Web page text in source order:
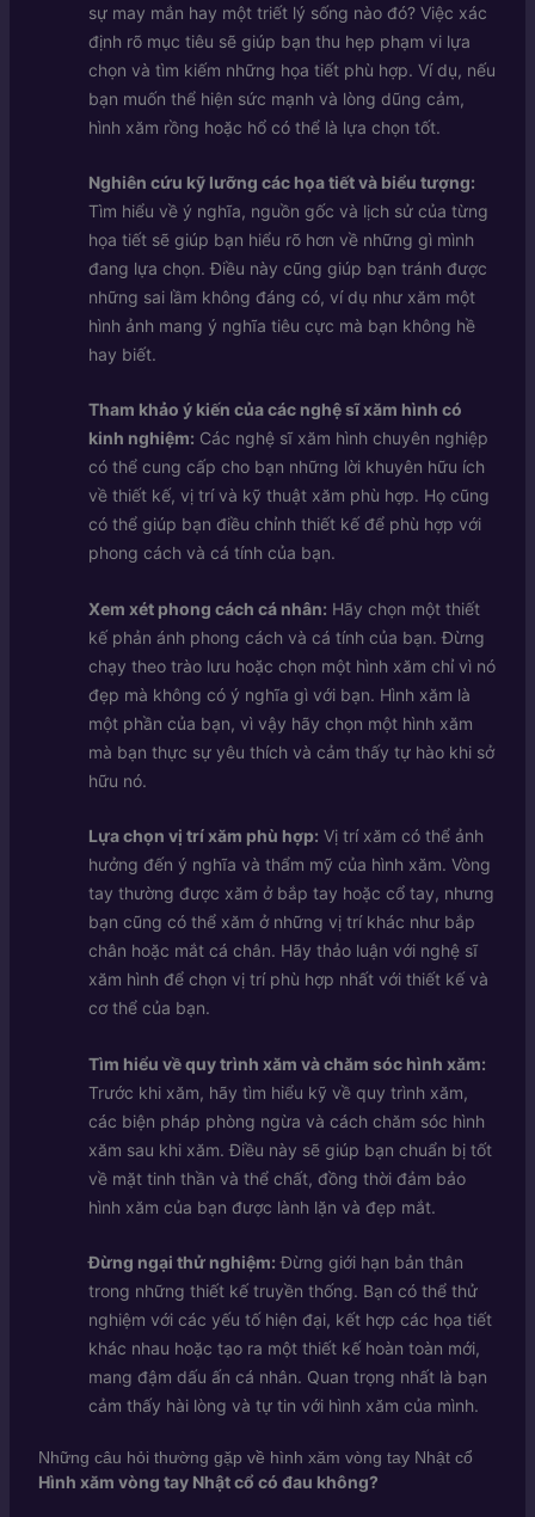
sự may mắn hay một triết lý sống nào đó? Việc xác
định rõ mục tiêu sẽ giúp bạn thu hẹp phạm vi lựa
chọn và tìm kiếm những họa tiết phù hợp. Ví dụ, nếu
bạn muốn thể hiện sức mạnh và lòng dũng cảm,
hình xăm rồng hoặc hổ có thể là lựa chọn tốt.
Nghiên cứu kỹ lưỡng các họa tiết và biểu tượng:
Tìm hiểu về ý nghĩa, nguồn gốc và lịch sử của từng
họa tiết sẽ giúp bạn hiểu rõ hơn về những gì mình
đang lựa chọn. Điều này cũng giúp bạn tránh được
những sai lầm không đáng có, ví dụ như xăm một
hình ảnh mang ý nghĩa tiêu cực mà bạn không hề
hay biết.
Tham khảo ý kiến của các nghệ sĩ xăm hình có
kinh nghiệm: Các nghệ sĩ xăm hình chuyên nghiệp
có thể cung cấp cho bạn những lời khuyên hữu ích
về thiết kế, vị trí và kỹ thuật xăm phù hợp. Họ cũng
có thể giúp bạn điều chỉnh thiết kế để phù hợp với
phong cách và cá tính của bạn.
Xem xét phong cách cá nhân: Hãy chọn một thiết
kế phản ánh phong cách và cá tính của bạn. Đừng
chạy theo trào lưu hoặc chọn một hình xăm chỉ vì nó
đẹp mà không có ý nghĩa gì với bạn. Hình xăm là
một phần của bạn, vì vậy hãy chọn một hình xăm
mà bạn thực sự yêu thích và cảm thấy tự hào khi sở
hữu nó.
Lựa chọn vị trí xăm phù hợp: Vị trí xăm có thể ảnh
hưởng đến ý nghĩa và thẩm mỹ của hình xăm. Vòng
tay thường được xăm ở bắp tay hoặc cổ tay, nhưng
bạn cũng có thể xăm ở những vị trí khác như bắp
chân hoặc mắt cá chân. Hãy thảo luận với nghệ sĩ
xăm hình để chọn vị trí phù hợp nhất với thiết kế và
cơ thể của bạn.
Tìm hiểu về quy trình xăm và chăm sóc hình xăm:
Trước khi xăm, hãy tìm hiểu kỹ về quy trình xăm,
các biện pháp phòng ngừa và cách chăm sóc hình
xăm sau khi xăm. Điều này sẽ giúp bạn chuẩn bị tốt
về mặt tinh thần và thể chất, đồng thời đảm bảo
hình xăm của bạn được lành lặn và đẹp mắt.
Đừng ngại thử nghiệm: Đừng giới hạn bản thân
trong những thiết kế truyền thống. Bạn có thể thử
nghiệm với các yếu tố hiện đại, kết hợp các họa tiết
khác nhau hoặc tạo ra một thiết kế hoàn toàn mới,
mang đậm dấu ấn cá nhân. Quan trọng nhất là bạn
cảm thấy hài lòng và tự tin với hình xăm của mình.
Những câu hỏi thường gặp về hình xăm vòng tay Nhật cổ
Hình xăm vòng tay Nhật cổ có đau không?